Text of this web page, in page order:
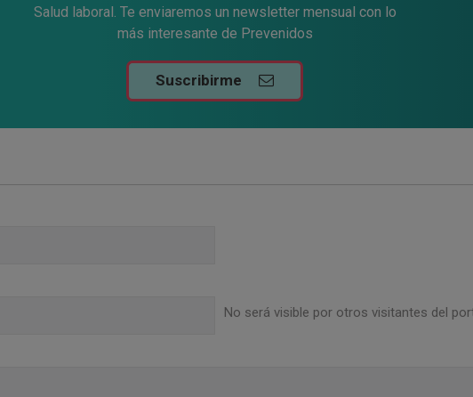
Salud laboral. Te enviaremos un newsletter mensual con lo
más interesante de Prevenidos
Suscribirme
No será visible por otros visitantes del